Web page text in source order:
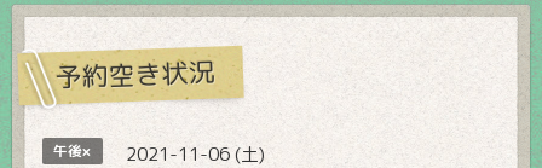
予約空き状況
午後× 2021-11-06 (土)